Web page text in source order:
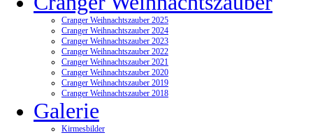
Cranger Weihnachtszauber 2025
Cranger Weihnachtszauber 2024
Cranger Weihnachtszauber 2023
Cranger Weihnachtszauber 2022
Cranger Weihnachtszauber 2021
Cranger Weihnachtszauber 2020
Cranger Weihnachtszauber 2019
Cranger Weihnachtszauber 2018
Galerie
Kirmesbilder